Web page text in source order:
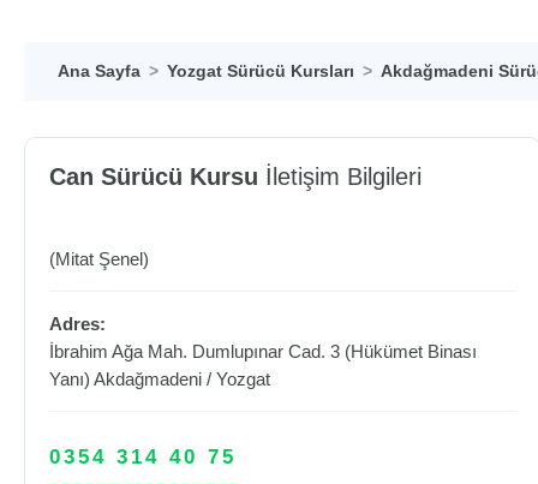
Ana Sayfa Yozgat Sürücü Kursları Akdağmadeni
Can Sürücü Kursu İletişim Bilgileri
(Mitat Şenel)
Adres:
İbrahim Ağa Mah. Dumlupınar Cad. 3 (Hükümet Binası
Yanı) Akdağmadeni / Yozgat
0354 314 40 75